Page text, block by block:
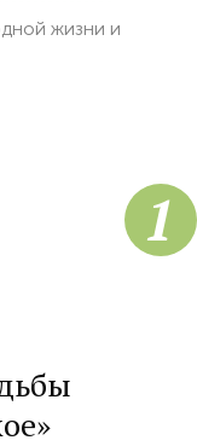
жизни и
1